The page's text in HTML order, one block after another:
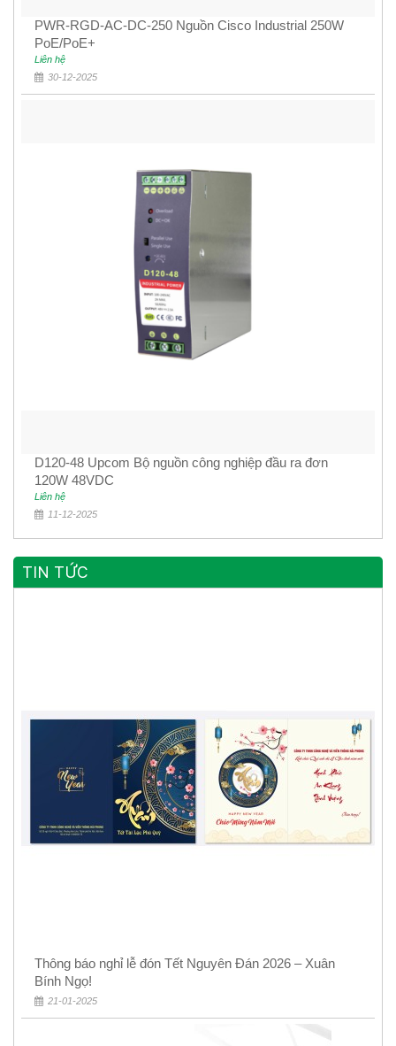
PWR-RGD-AC-DC-250 Nguồn Cisco Industrial 250W
PoE/PoE+
Liên hệ
30-12-2025
D120-48 Upcom Bộ nguồn công nghiệp đầu ra đơn
120W 48VDC
Liên hệ
11-12-2025
TIN TỨC
Thông báo nghỉ lễ đón Tết Nguyên Đán 2026 – Xuân
Bính Ngọ!
21-01-2025